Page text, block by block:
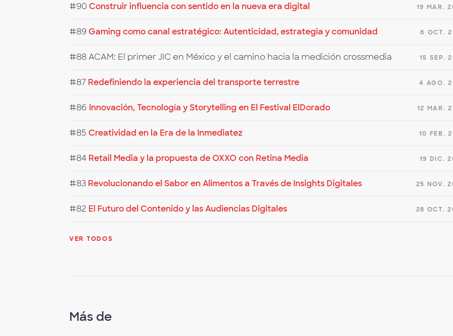
#90 Construir influencia con sentido en la nueva era digital 19 MAR.
#89Gaming como canal estratégico: Autenticidad, estrategia y comunidad 6 OCT.
#88 ACAM: El primer JIC en México y el camino hacia la medición crossmedia 15 SEP.
#87 Redefiniendo la experiencia del transporte terrestre 4 AGO.
#86 Innovación, Tecnología y Storytelling en El Festival ElDorado 12 MAR.
#85 Creatividad en la Era de la Inmediatez 10 FEB.
#84 Retail Media y la propuesta de OXXO con Retina Media 19 DIC.
#83 Revolucionando el Sabor en Alimentos a Través de Insights Digitales 25 NOV.
#82 El Futuro del Contenido y las Audiencias Digitales 28 OCT.
VER TODOS
Más de